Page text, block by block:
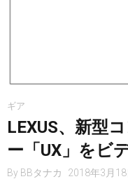
スマートフォン
ギア
LEXUS、新型
ー「UX」をビ
By BBタナカ 2018年3月18